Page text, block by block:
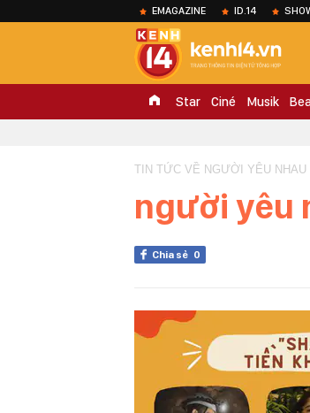
EMAGAZINE ID.14
Star Ciné Musik
TIN TỨC VỀ NGƯỜI YÊU NHAU
người yêu
Chia sẻ 0